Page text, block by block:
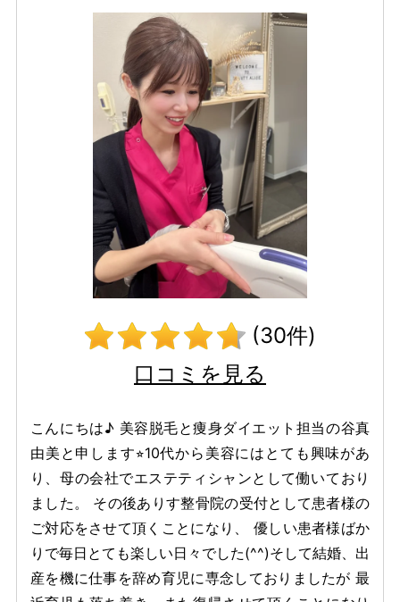
(30件)
口コミを見る
こんにちは♪ 美容脱毛と痩身ダイエット担当の谷真
由美と申します⭐︎10代から美容にはとても興味があ
り、母の会社でエステティシャンとして働いており
ました。 その後ありす整骨院の受付として患者様の
ご対応をさせて頂くことになり、 優しい患者様ばか
りで毎日とても楽しい日々でした(^^)そして結婚、出
産を機に仕事を辞め育児に専念しておりましたが 最